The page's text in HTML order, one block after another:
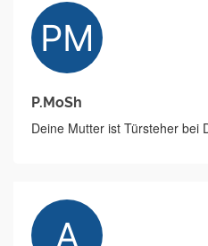
P.MoSh
Deine Mutter ist Türsteher bei